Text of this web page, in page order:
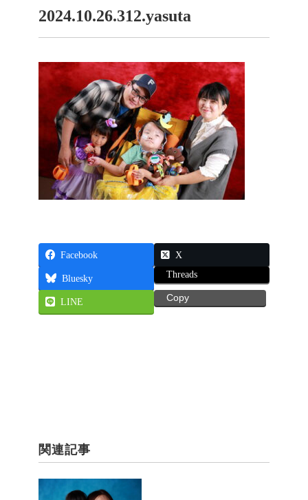
2024.10.26.312.yasuta
Facebook X
Bluesky Threads
LINE Copy
関連記事